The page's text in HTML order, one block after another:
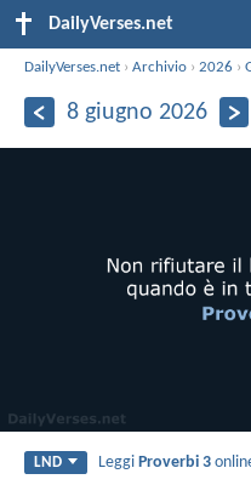
DailyVerses.net
DailyVerses.net ›Archivio ›2026 ›
8 giugno 2026
LND LeggiProverbi 3